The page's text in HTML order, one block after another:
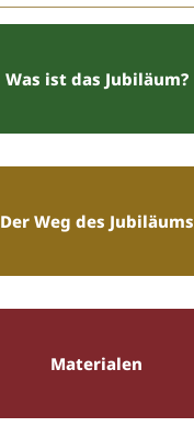
Was ist das Jubiläum?
Der Weg des Jubiläums
Materialen